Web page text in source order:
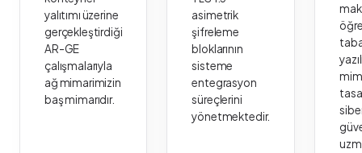
yalıtımı üzerine
gerçekleştirdiği
AR-GE
çalışmalarıyla
ağ mimarimizin
baş mimarıdır.
asimetrik
şifreleme
bloklarının
sisteme
entegrasyon
süreçlerini
yönetmektedir.